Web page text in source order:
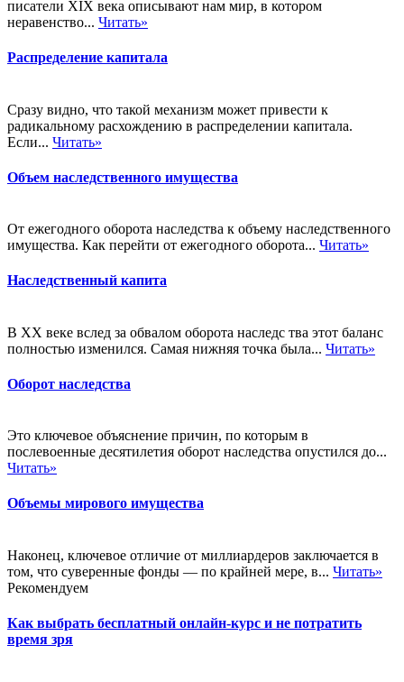
писатели XIX века описывают нам мир, в котором
неравенство... Читать»
Распределение капитала
Сразу видно, что такой механизм может привести к
радикальному расхождению в распределении капитала.
Если... Читать»
Объем наследственного имущества
От ежегодного оборота наследства к объему наследственного
имущества. Как перейти от ежегодного оборота... Читать»
Наследственный капита
В XX веке вслед за обвалом оборота наследс тва этот баланс
полностью изменился. Самая нижняя точка была... Читать»
Оборот наследства
Это ключевое объяснение причин, по которым в
послевоенные десятилетия оборот наследства опустился до...
Читать»
Объемы мирового имущества
Наконец, ключевое отличие от миллиардеров заключается в
том, что суверенные фонды — по крайней мере, в... Читать»
Рекомендуем
Как выбрать бесплатный онлайн-курс и не потратить
время зря